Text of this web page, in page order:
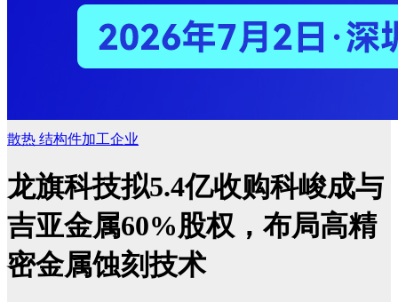
散热 结构件加工企业
龙旗科技拟5.4亿收购科峻成与
吉亚金属60%股权，布局高精
密金属蚀刻技术